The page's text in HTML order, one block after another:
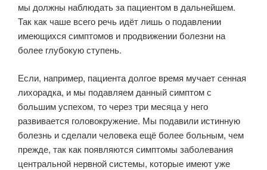
мы должны наблюдать за пациентом в дальнейшем.
Так как чаше всего речь идёт лишь о подавлении
имеющихся симптомов и продвижении болезни на
более глубокую ступень.
Если, например, пациента долгое время мучает сенная
лихорадка, и мы подавляем данный симптом с
большим успехом, то через три месяца у него
развивается головокружение. Мы подавили истинную
болезнь и сделали человека ещё более больным, чем
прежде, так как появляются симптомы заболевания
центральной нервной системы, которые имеют уже